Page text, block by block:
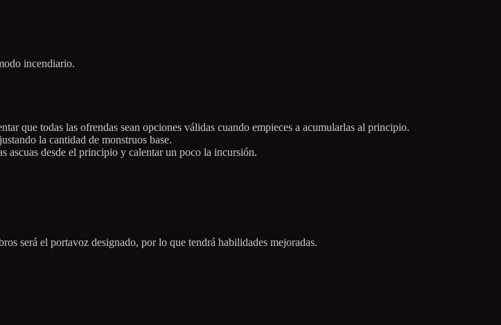
incendiario.
que todas las ofrendas sean opciones válidas cuando empieces a acumularlas al principio.
la cantidad de monstruos base.
ascuas desde el principio y calentar un poco la incursión.
será el portavoz designado, por lo que tendrá habilidades mejoradas.